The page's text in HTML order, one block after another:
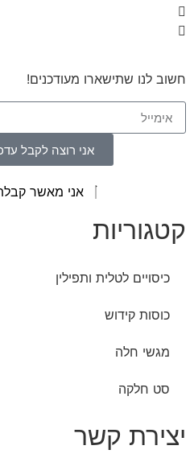
חשוב לנו שתישארו מעודכנים!
אני רוצה לקבל
אני מאשר
קטגוריות
כיסויים לטלית ותפילין
כוסות קידוש
מגשי חלה
סט חלקה
יצירת קשר